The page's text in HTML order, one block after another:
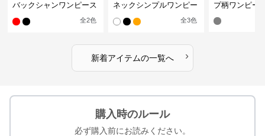
バックシャンワンピース
全2色
ネックシンプルワンピー
全3色
プ柄ワンピー
新着アイテムの一覧へ ›
購入時のルール
必ず購入前にお読みください。